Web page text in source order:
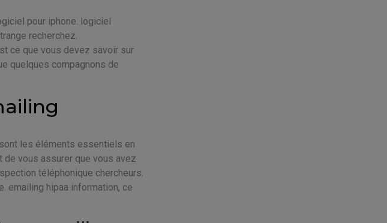
pour iphone. logiciel
recherchez.
ce que vous devez savoir sur
quelques compagnons de
sont les éléments essentiels en
vous assurer que vous avez
téléphonique chercheurs.
emailing hipaa information, ce